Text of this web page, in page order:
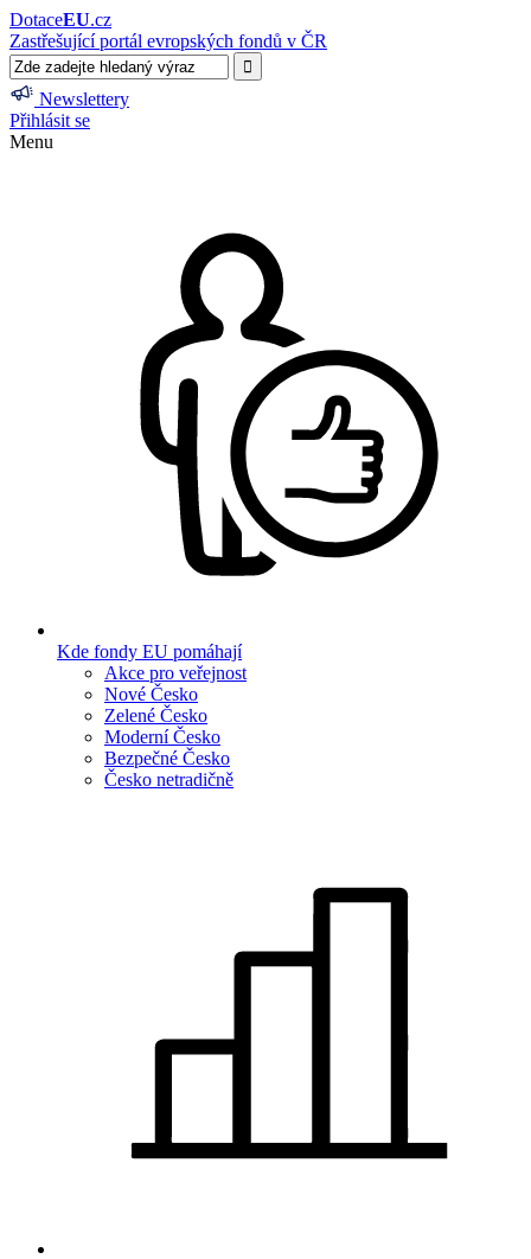
DotaceEU.cz
Zastřešující portál evropských fondů v ČR
Newslettery
Přihlásit se
Menu
Kde fondy EU pomáhají
Akce pro veřejnost
Nové Česko
Zelené Česko
Moderní Česko
Bezpečné Česko
Česko netradičně